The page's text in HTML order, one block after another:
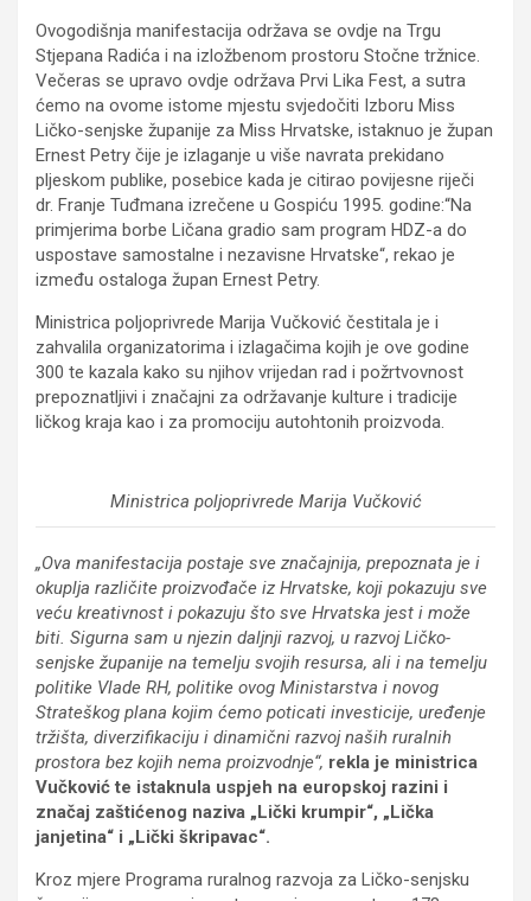
Ovogodišnja manifestacija održava se ovdje na Trgu
Stjepana Radića i na izložbenom prostoru Stočne tržnice.
Večeras se upravo ovdje održava Prvi Lika Fest, a sutra
ćemo na ovome istome mjestu svjedočiti Izboru Miss
Ličko-senjske županije za Miss Hrvatske, istaknuo je župan
Ernest Petry čije je izlaganje u više navrata prekidano
pljeskom publike, posebice kada je citirao povijesne riječi
dr. Franje Tuđmana izrečene u Gospiću 1995. godine:“Na
primjerima borbe Ličana gradio sam program HDZ-a do
uspostave samostalne i nezavisne Hrvatske“, rekao je
između ostaloga župan Ernest Petry.
Ministrica poljoprivrede Marija Vučković čestitala je i
zahvalila organizatorima i izlagačima kojih je ove godine
300 te kazala kako su njihov vrijedan rad i požrtvovnost
prepoznatljivi i značajni za održavanje kulture i tradicije
ličkog kraja kao i za promociju autohtonih proizvoda.
Ministrica poljoprivrede Marija Vučković
„Ova manifestacija postaje sve značajnija, prepoznata je i
okuplja različite proizvođače iz Hrvatske, koji pokazuju sve
veću kreativnost i pokazuju što sve Hrvatska jest i može
biti. Sigurna sam u njezin daljnji razvoj, u razvoj Ličko-
senjske županije na temelju svojih resursa, ali i na temelju
politike Vlade RH, politike ovog Ministarstva i novog
Strateškog plana kojim ćemo poticati investicije, uređenje
tržišta, diverzifikaciju i dinamični razvoj naših ruralnih
prostora bez kojih nema proizvodnje“, rekla je ministrica
Vučković te istaknula uspjeh na europskoj razini i
značaj zaštićenog naziva „Lički krumpir“, „Lička
janjetina“ i „Lički škripavac“.
Kroz mjere Programa ruralnog razvoja za Ličko-senjsku